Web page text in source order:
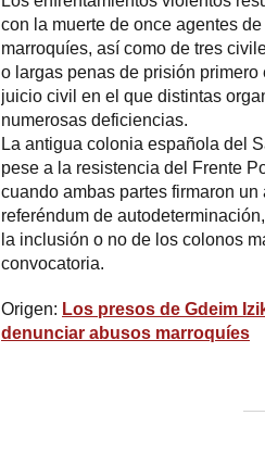
con la muerte de once agentes
marroquíes, así como de tres
o largas penas de prisión
juicio civil en el que distintas
numerosas deficiencias.
La antigua colonia española del
pese a la resistencia del Frente
cuando ambas partes firmaron
referéndum de
la inclusión o no de los colonos
convocatoria.
Origen: Los presos de Gdeim
denunciar abusos marroquíes